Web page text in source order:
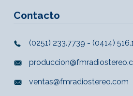
Contacto
(0251) 233.7739 - (0414)
ventas@fmradiostereo.com